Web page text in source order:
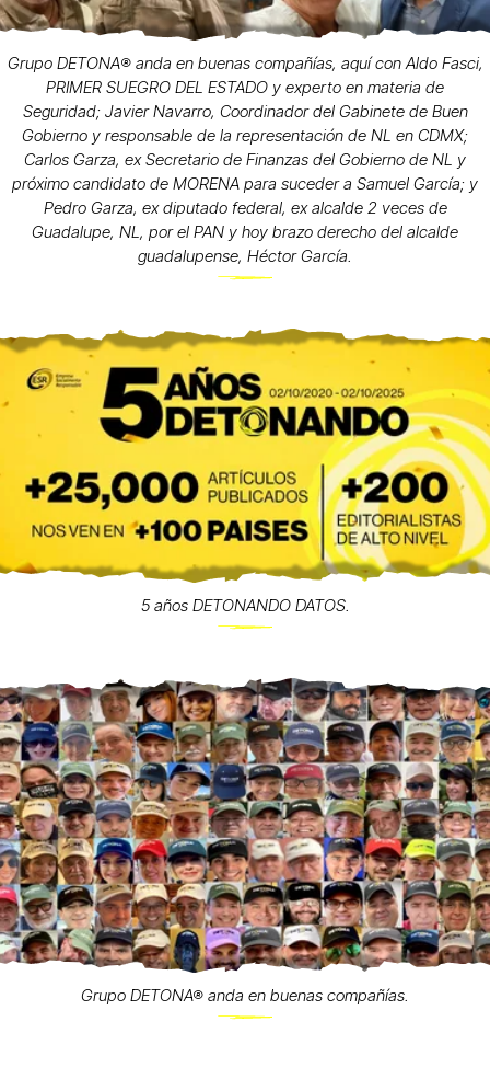
Grupo DETONA®️ anda en buenas compañías, aquí con Aldo Fasci,
PRIMER SUEGRO DEL ESTADO y experto en materia de
Seguridad; Javier Navarro, Coordinador del Gabinete de Buen
Gobierno y responsable de la representación de NL en CDMX;
Carlos Garza, ex Secretario de Finanzas del Gobierno de NL y
próximo candidato de MORENA para suceder a Samuel García; y
Pedro Garza, ex diputado federal, ex alcalde 2 veces de
Guadalupe, NL, por el PAN y hoy brazo derecho del alcalde
guadalupense, Héctor García.
5 años DETONANDO DATOS.
Grupo DETONA® anda en buenas compañías.